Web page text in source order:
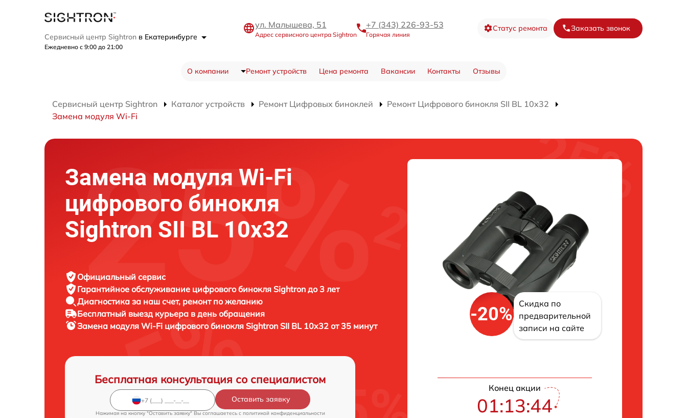
Сервисный центр Sightron в Екатеринбурге
Ежедневно с 9:00 до 21:00
ул. Малышева, 51
Адрес сервисного центра Sightron
+7 (343) 226-93-53
Горячая линия
Статус ремонта Заказать звонок
О компании Ремонт устройств Цена ремонта Вакансии Контакты Отзывы
Сервисный центр Sightron Каталог устройств Ремонт Цифровых биноклей
Ремонт Цифрового бинокля SII BL 10x32
Замена модуля Wi-Fi
Замена модуля Wi-Fi
цифрового бинокля
Sightron SII BL 10x32
Официальный сервис
Гарантийное обслуживание цифрового бинокля Sightron до 3 лет
Диагностика за наш счет, ремонт по желанию
Бесплатный выезд курьера в день обращения
Замена модуля Wi-Fi цифрового бинокля Sightron SII BL 10x32 от 35 минут
Бесплатная консультация со специалистом
Оставить заявку
Нажимая на кнопку "Оставить заявку" Вы соглашаетесь c политикой конфиденциальности
-20%
Скидка по
предварительной
записи на сайте
Конец акции
01:13:43